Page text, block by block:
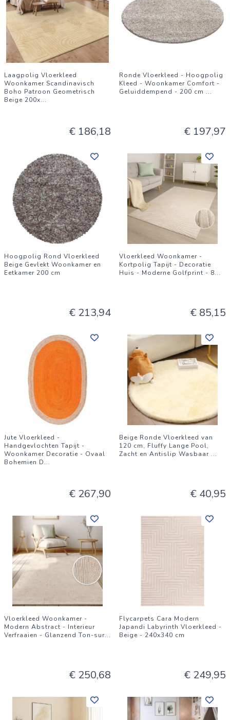
Laagpolig Vloerkleed
Woonkamer Scandinavisch
Boho Patroon Geometrisch
Beige 200x...
€ 186,18
Ronde Vloerkleed - Hoogpolig
Kleed - Woonkamer Comfort -
Geluiddempend - 200 cm ...
€ 197,97
Hoogpolig Rond Vloerkleed
Beige Gevlekt Woonkamer en
Eetkamer 200 cm
€ 213,94
Vloerkleed Woonkamer -
Kortpolig Tapijt - Decoratie
Huis - Moderne Golfprint - 8...
€ 85,15
Jute Vloerkleed -
Handgevlochten Tapijt -
Woonkamer Decoratie - Ovaal
Bohemien D...
€ 267,90
Beige Ronde Vloerkleed van
120 cm, Fluffy Lange Pool,
Zacht en Antislip Wasbaar ...
€ 40,95
Vloerkleed Woonkamer -
Modern Abstract - Interieur
Verfraaien - Glanzend Ton-sur...
€ 250,68
Flycarpets Cara Modern
Japandi Labyrinth Vloerkleed -
Beige - 240x340 cm
€ 249,95